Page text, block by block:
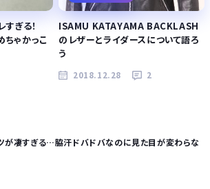
ぎる！
ゃかっこ
ISAMU KATAYAMA BACKLASH
のレザーとライダースについて語ろ
う
2018.12.28 2
が凄すぎる…脇汗ドバドバなのに見た目が変わらな